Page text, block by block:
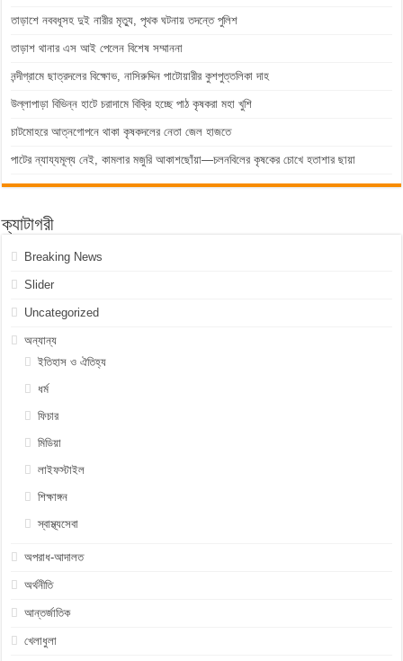
তাড়াশে নববধূসহ দুই নারীর মৃত্যু, পৃথক ঘটনায় তদন্তে পুলিশ
তাড়াশ থানার এস আই পেলেন বিশেষ সম্মাননা
নন্দীগ্রামে ছাত্রদলের বিক্ষোভ, নাসিরুদ্দিন পাটোয়ারীর কুশপুত্তলিকা দাহ
উল্লাপাড়া বিভিন্ন হাটে চরাদামে বিক্রি হচ্ছে পাঠ কৃষকরা মহা খুশি
চাটমোহরে আত্নগোপনে থাকা কৃষকদলের নেতা জেল হাজতে
পাটের ন্যায্যমূল্য নেই, কামলার মজুরি আকাশছোঁয়া—চলনবিলের কৃষকের চোখে হতাশার ছায়া
ক্যাটাগরী
Breaking News
Slider
Uncategorized
অন্যান্য
ইতিহাস ও ঐতিহ্য
ধর্ম
ফিচার
মিডিয়া
লাইফস্টাইল
শিক্ষাঙ্গন
স্বাস্থ্যসেবা
অপরাধ-আদালত
অর্থনীতি
আন্তর্জাতিক
খেলাধুলা